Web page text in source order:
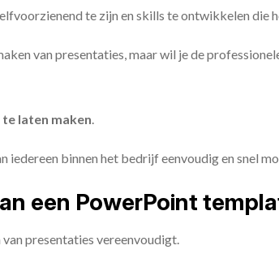
te zijn en skills te ontwikkelen die
van presentaties, maar wil je de
laten maken.
iedereen binnen het bedrijf eenvoudig en snel
een PowerPoint
presentaties vereenvoudigt.